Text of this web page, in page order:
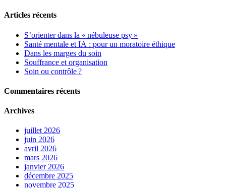
Articles récents
S’orienter dans la « nébuleuse psy »
Santé mentale et IA : pour un moratoire éthique
Dans les marges du soin
Souffrance et organisation
Soin ou contrôle ?
Commentaires récents
Archives
juillet 2026
juin 2026
avril 2026
mars 2026
janvier 2026
décembre 2025
novembre 2025